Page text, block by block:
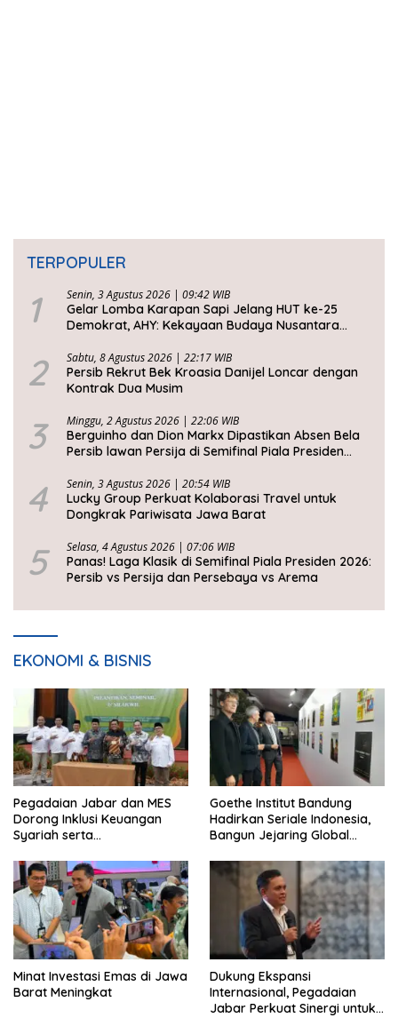
TERPOPULER
1 Senin, 3 Agustus 2026 | 09:42 WIB
Gelar Lomba Karapan Sapi Jelang HUT ke-25
Demokrat, AHY: Kekayaan Budaya Nusantara
2 Sabtu, 8 Agustus 2026 | 22:17 WIB
Persib Rekrut Bek Kroasia Danijel Loncar dengan
Kontrak Dua Musim
3 Minggu, 2 Agustus 2026 | 22:06 WIB
Berguinho dan Dion Markx Dipastikan Absen Bela
Persib lawan Persija di Semifinal Piala Presiden
4 Senin, 3 Agustus 2026 | 20:54 WIB
Lucky Group Perkuat Kolaborasi Travel untuk
Dongkrak Pariwisata Jawa Barat
5 Selasa, 4 Agustus 2026 | 07:06 WIB
Panas! Laga Klasik di Semifinal Piala Presiden 2026:
Persib vs Persija dan Persebaya vs Arema
EKONOMI & BISNIS
Pegadaian Jabar dan MES
Dorong Inklusi Keuangan
Syariah serta
Goethe Institut Bandung
Hadirkan Seriale Indonesia,
Bangun Jejaring Global
Minat Investasi Emas di Jawa
Barat Meningkat
Dukung Ekspansi
Internasional, Pegadaian
Jabar Perkuat Sinergi untuk